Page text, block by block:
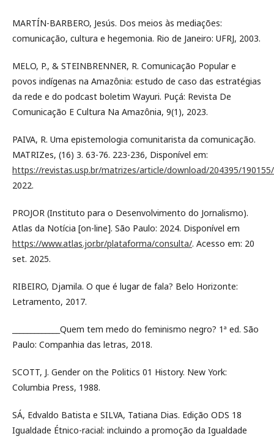
MARTÍN-BARBERO, Jesús. Dos meios às mediações:
comunicação, cultura e hegemonia. Rio de Janeiro: UFRJ, 2003.
MELO, P., & STEINBRENNER, R. Comunicação Popular e
povos indígenas na Amazônia: estudo de caso das estratégias
da rede e do podcast boletim Wayuri. Puçá: Revista De
Comunicação E Cultura Na Amazônia, 9(1), 2023.
PAIVA, R. Uma epistemologia comunitarista da comunicação.
MATRIZes, (16) 3. 63-76. 223-236, Disponível em:
https://revistas.usp.br/matrizes/article/download/204395/
2022.
PROJOR (Instituto para o Desenvolvimento do Jornalismo).
Atlas da Notícia [on-line]. São Paulo: 2024. Disponível em
https://www.atlas.jor.br/plataforma/consulta/. Acesso em: 20
set. 2025.
RIBEIRO, Djamila. O que é lugar de fala? Belo Horizonte:
Letramento, 2017.
_____________Quem tem medo do feminismo negro? 1ª ed. São
Paulo: Companhia das letras, 2018.
SCOTT, J. Gender on the Politics 01 History. New York:
Columbia Press, 1988.
SÁ, Edvaldo Batista e SILVA, Tatiana Dias. Edição ODS 18
Igualdade Étnico-racial: incluindo a promoção da Igualdade